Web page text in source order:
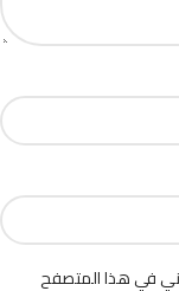
في هذا المتصفح